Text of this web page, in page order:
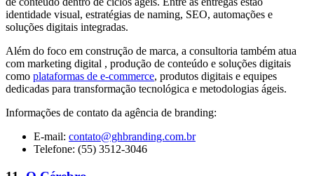
identidade visual, estratégias de naming, SEO, automações e
soluções digitais integradas.
Além do foco em construção de marca, a consultoria também atua
com marketing digital , produção de conteúdo e soluções digitais
como plataformas de e-commerce, produtos digitais e equipes
dedicadas para transformação tecnológica e metodologias ágeis.
Informações de contato da agência de branding:
E-mail: contato@ghbranding.com.br
Telefone: (55) 3512-3046